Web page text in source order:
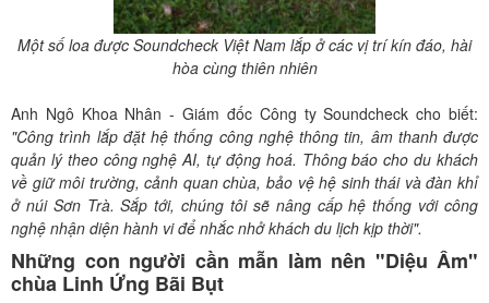
Một số loa được Soundcheck Việt Nam lắp ở các vị trí kín đáo, hài
hòa cùng thiên nhiên
Anh Ngô Khoa Nhân - Giám đốc Công ty Soundcheck cho biết:
"Công trình lắp đặt hệ thống công nghệ thông tin, âm thanh được
quản lý theo công nghệ AI, tự động hoá. Thông báo cho du khách
về giữ môi trường, cảnh quan chùa, bảo vệ hệ sinh thái và đàn khỉ
ở núi Sơn Trà. Sắp tới, chúng tôi sẽ nâng cấp hệ thống với công
nghệ nhận diện hành vi để nhắc nhở khách du lịch kịp thời".
Những con người cần mẫn làm nên "Diệu Âm"
chùa Linh Ứng Bãi Bụt